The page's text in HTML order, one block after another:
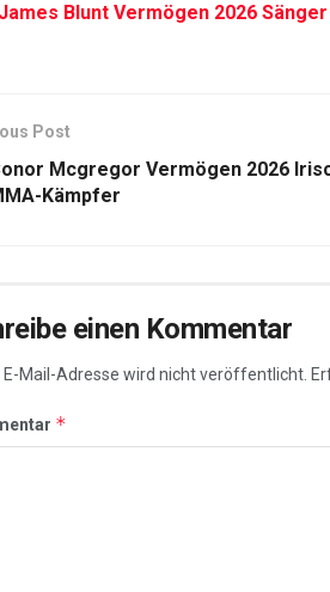
James Blunt Vermögen 2026 Sänger
Post
Mcgregor Vermögen 2026
Kämpfer
einen Kommentar
E-Mail-Adresse wird nicht veröffentlicht.
*